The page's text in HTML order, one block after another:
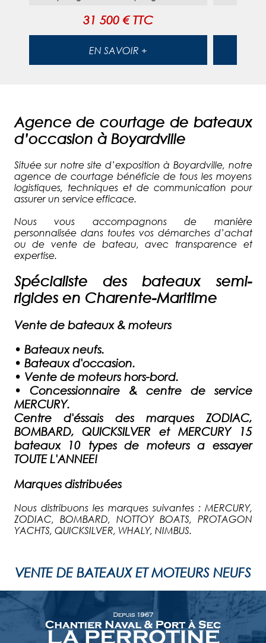
31 500 € TTC
EN SAVOIR +
Agence de courtage de bateaux
d’occasion à Boyardville
Située sur notre site d’exposition à Boyardville, notre
agence de courtage bénéficie de tous les moyens
logistiques, techniques et de communication pour
assurer un service efficace.
Nous vous accompagnons de manière
personnalisée dans toutes vos démarches d’achat
ou de vente de bateau, avec transparence et
expertise.
Spécialiste des bateaux semi-
rigides en Charente-Maritime
Vente de bateaux & moteurs
• Bateaux neufs.
• Bateaux d'occasion.
• Vente de moteurs hors-bord.
•
Concessionnaire & centre de service
MERCURY.
Centre d'éssais des marques ZODIAC,
BOMBARD, QUICKSILVER et MERCURY 15
bateaux 10 types de moteurs a essayer
TOUTE L'ANNEE!
Marques distribuées
Nous distribuons les marques suivantes : MERCURY,
ZODIAC, BOMBARD, NOTTOY BOATS, PROTAGON
YACHTS, QUICKSILVER, WHALY, NIMBUS.
VENTE DE BATEAUX ET MOTEURS NEUFS